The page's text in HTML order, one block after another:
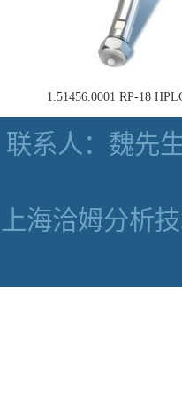
1.51456.0001 RP-18
联系人：魏先
上海洽姆分析